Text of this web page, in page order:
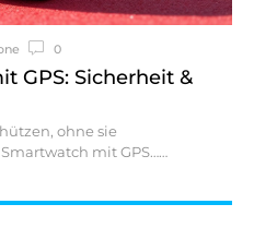
0
GPS: Sicherheit &
ohne sie
mit GPS…